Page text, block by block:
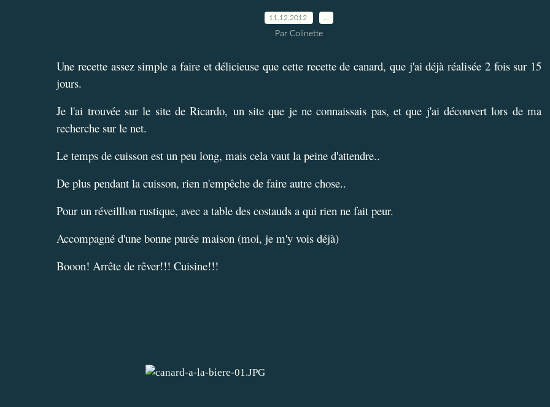
11.12.2012
Par Colinette
Une recette assez simple a faire et délicieuse que cette recette de canard, que j'ai déjà réalisée 2 fois sur 15
jours.
Je l'ai trouvée sur le site deRicardo, un site que je ne connaissais pas, et que j'ai découvert lors de ma
recherche sur le net.
Le temps de cuisson est un peu long, mais cela vaut la peine d'attendre..
De plus pendant la cuisson, rien n'empêche de faire autre chose..
Pour un réveilllon rustique, avec a table des costauds a qui rien ne fait peur.
Accompagné d'une bonne purée maison (moi, je m'y vois déjà)
Booon! Arrête de rêver!!! Cuisine!!!